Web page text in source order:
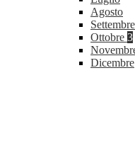
Agosto
Settembre
Ottobre 3
Dicembre